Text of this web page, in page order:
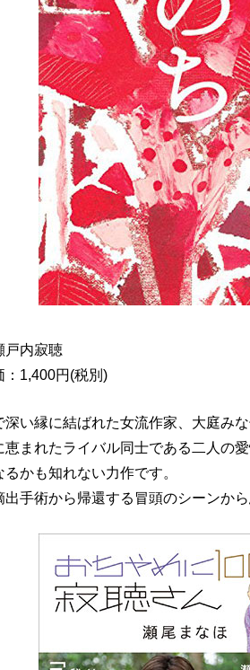
戸内寂聴
1,400円(税別)
い縁に結ばれた女流作家、大庭みな
恵まれたライバル同士である二人の
かも知れない力作です。
出手術から帰還する冒頭のシーンか